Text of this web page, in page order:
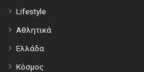
Lifestyle
Αθλητικά
Ελλάδα
Κόσμος